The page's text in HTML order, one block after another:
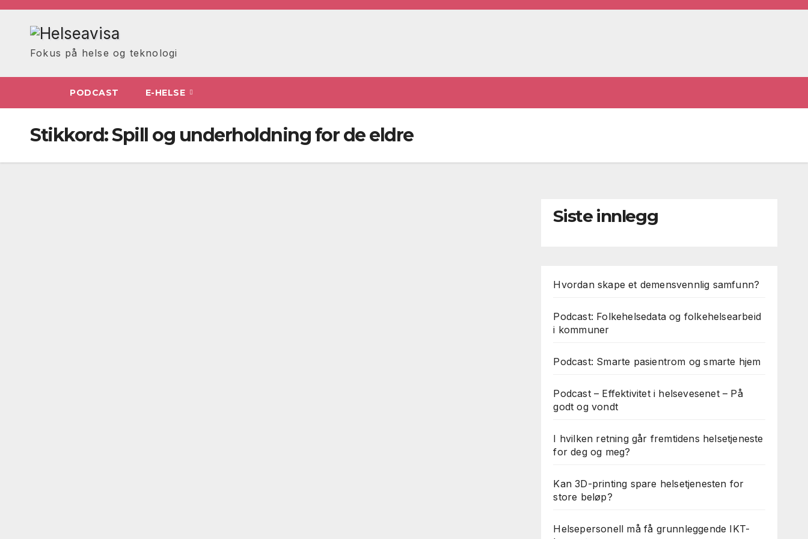
Skip
Fokus på helse og teknologi
PODCAST E-HELSE
Stikkord:Spill og underholdning for de eldre
Siste innlegg
Hvordan skape et demensvennlig samfunn?
Podcast: Folkehelsedata og folkehelsearbeid
i kommuner
Podcast: Smarte pasientrom og smarte hjem
Podcast – Effektivitet i helsevesenet – På
godt og vondt
I hvilken retning går fremtidens helsetjeneste
for deg og meg?
Kan 3D-printing spare helsetjenesten for
store beløp?
Helsepersonell må få grunnleggende IKT-